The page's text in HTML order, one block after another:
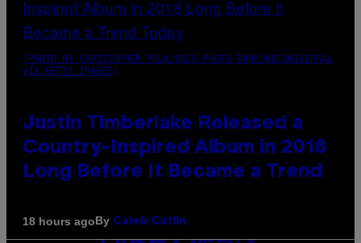
(PHOTO BY CHRISTOPHER POLK/NBCU PHOTO BANK/NBCUNIVERSAL
VIA GETTY IMAGES)
Justin Timberlake Released a
Country-Inspired Album in 2018
Long Before It Became a Trend
18 hours agoBy Caleb Catlin